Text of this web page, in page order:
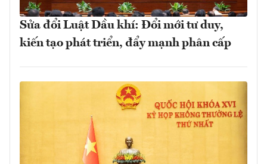
Sửa đổi Luật Dầu khí: Đổi mới tư duy,
kiến tạo phát triển, đẩy mạnh phân cấp